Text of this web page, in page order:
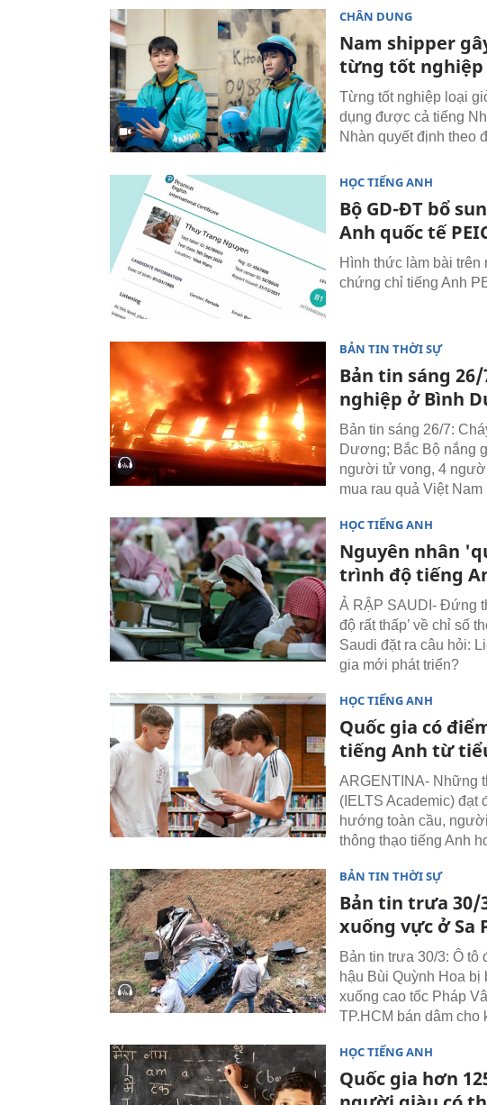
CHÂN DUNG
Nam shipper
từng tốt nghiệp
Từng tốt nghiệp loại
dụng được cả tiếng
Nhàn quyết định theo
HỌC TIẾNG ANH
Bộ GD-ĐT bổ
Anh quốc tế
Hình thức làm bài trên
chứng chỉ tiếng Anh
BẢN TIN THỜI SỰ
Bản tin sáng
nghiệp ở Bình
Bản tin sáng 26/7:
Dương; Bắc Bộ nắng
người tử vong, 4
mua rau quả Việt Nam
HỌC TIẾNG ANH
Nguyên nhân
trình độ tiếng
Ả RẬP SAUDI- Đứng
độ rất thấp’ về chỉ số
Saudi đặt ra câu hỏi:
gia mới phát triển?
HỌC TIẾNG ANH
Quốc gia có
tiếng Anh từ
ARGENTINA- Những
(IELTS Academic) đạt
hướng toàn cầu,
thông thạo tiếng Anh
BẢN TIN THỜI SỰ
Bản tin trưa 30/
xuống vực ở Sa
Bản tin trưa 30/3: Ô tô
hậu Bùi Quỳnh Hoa bị
xuống cao tốc Pháp
TP.HCM bán dâm
HỌC TIẾNG ANH
Quốc gia hơn